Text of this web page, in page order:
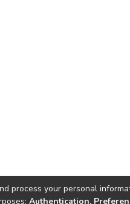
process your personal
Authentication,